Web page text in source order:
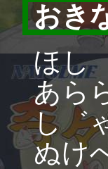
おき
ほし
あら
し゛
ぬけ